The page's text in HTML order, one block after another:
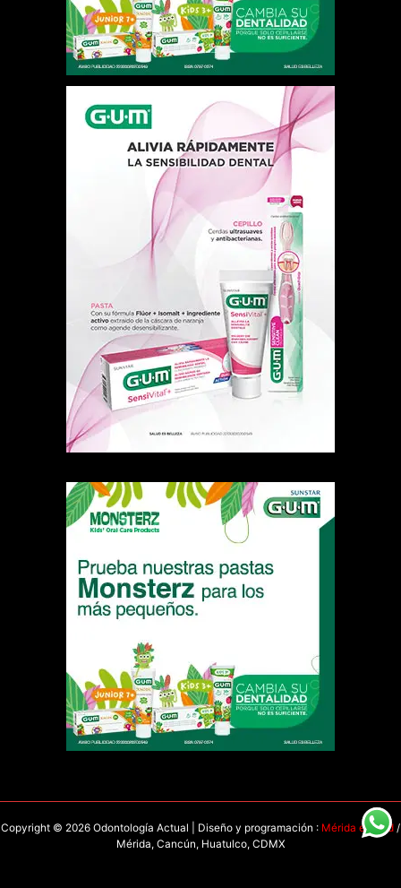
Copyright © 2026 Odontología Actual | Diseño y programación : Mérida en Red /
Mérida, Cancún, Huatulco, CDMX